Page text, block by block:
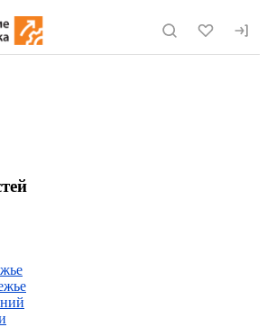
по сайту eqinfo.ru
прошел ежегодный